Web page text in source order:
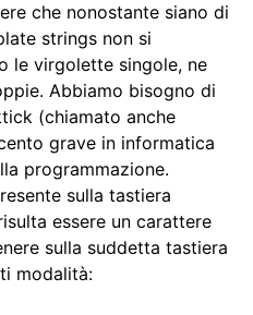
che nonostante siano di
strings non si
le virgolette singole, ne
Abbiamo bisogno di
(chiamato anche
grave in informatica
programmazione.
sulla tastiera
essere un carattere
sulla suddetta tastiera
modalità: